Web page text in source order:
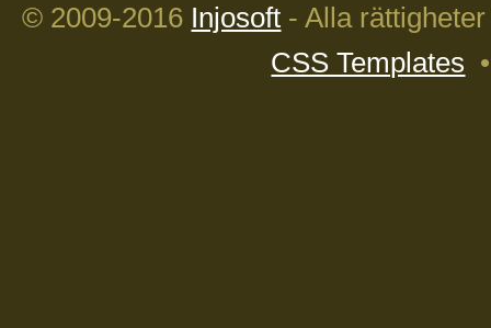
© 2009-2016 Injosoft - Alla
CSS Templates